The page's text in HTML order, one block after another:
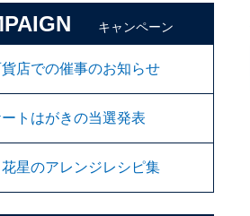
キャンペーン
店での催事のお知らせ
トはがきの当選発表
星のアレンジレシピ集